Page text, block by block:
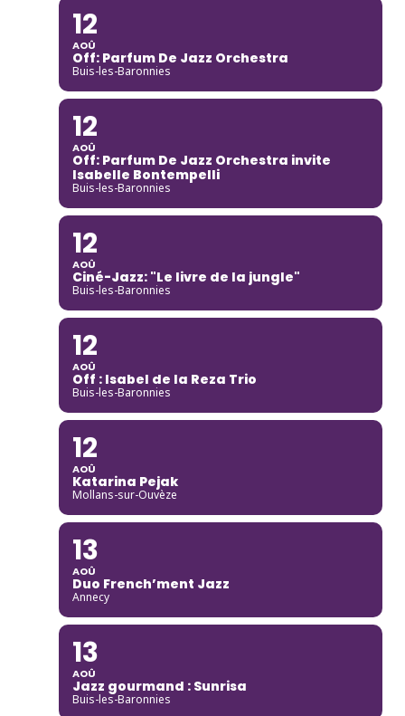
12
AOÛ
Off: Parfum De Jazz Orchestra
Buis-les-Baronnies
12
AOÛ
Off: Parfum De Jazz Orchestra invite
Isabelle Bontempelli
Buis-les-Baronnies
12
AOÛ
Ciné-Jazz: "Le livre de la jungle"
Buis-les-Baronnies
12
AOÛ
Off : Isabel de la Reza Trio
Buis-les-Baronnies
12
AOÛ
Katarina Pejak
Mollans-sur-Ouvèze
13
AOÛ
Duo French’ment Jazz
Annecy
13
AOÛ
Jazz gourmand : Sunrisa
Buis-les-Baronnies